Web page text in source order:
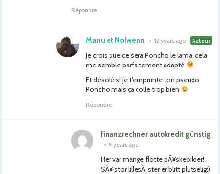
Répondre
Manu et Nolwenn • 12 years ago Auteur
Je crois que ce sera Poncho le lama, cela
me semble parfaitement adapté
Et désolé si je t’emprunte ton pseudo
Poncho mais ça colle trop bien
Répondre
finanzrechner autokredit günstig
• 9 years ago
Her var mange flotte pÃ¥skebilder!
SÃ¥ stor lillesÃ¸ster er blitt plutselig:)